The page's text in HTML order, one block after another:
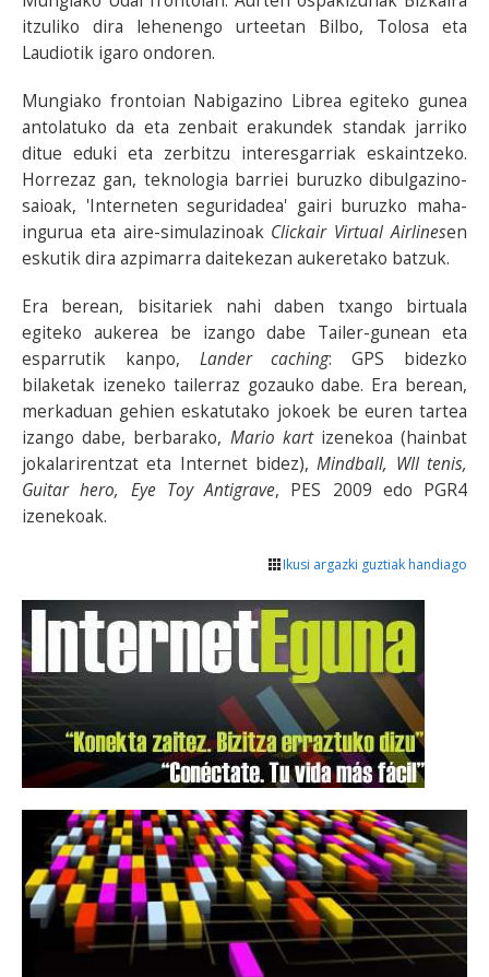
itzuliko dira lehenengo urteetan Bilbo, Tolosa eta
Laudiotik igaro ondoren.
Mungiako frontoian Nabigazino Librea egiteko gunea
antolatuko da eta zenbait erakundek standak jarriko
ditue eduki eta zerbitzu interesgarriak eskaintzeko.
Horrezaz gan, teknologia barriei buruzko dibulgazino-
saioak, 'Interneten seguridadea' gairi buruzko maha-
ingurua eta aire-simulazinoak Clickair Virtual Airlinesen
eskutik dira azpimarra daitekezan aukeretako batzuk.
Era berean, bisitariek nahi daben txango birtuala
egiteko aukerea be izango dabe Tailer-gunean eta
esparrutik kanpo, Lander caching: GPS bidezko
bilaketak izeneko tailerraz gozauko dabe. Era berean,
merkaduan gehien eskatutako jokoek be euren tartea
izango dabe, berbarako, Mario kartizenekoa (hainbat
jokalarirentzat eta Internet bidez),Mindball, WII tenis,
Guitar hero, Eye Toy Antigrave, PES 2009 edo PGR4
izenekoak.
Ikusi argazki guztiak handiago